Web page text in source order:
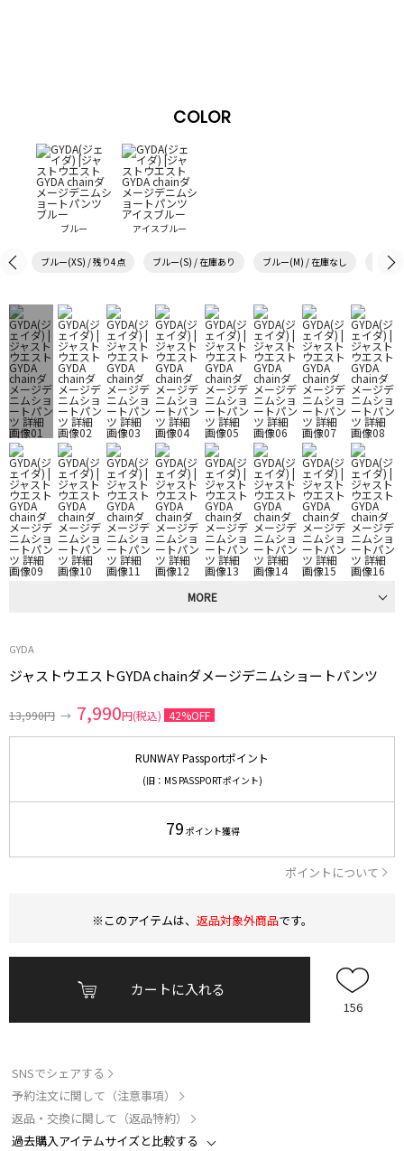
COLOR
ブルー アイスブルー
ブルー(XS) / 残り4点 ブルー(S) / 在庫あり ブルー(M) / 在庫なし アイ
MORE
GYDA
ジャストウエストGYDA chainダメージデニムショートパンツ
13,990円 → 7,990円(税込) 42%OFF
RUNWAY Passportポイント
(旧：MS PASSPORTポイント)
79 ポイント獲得
ポイントについて
※このアイテムは、 返品対象外商品です。
カートに入れる
156
SNSでシェアする
予約注文に関して（注意事項）
返品・交換に関して（返品特約）
過去購入アイテムサイズと比較する